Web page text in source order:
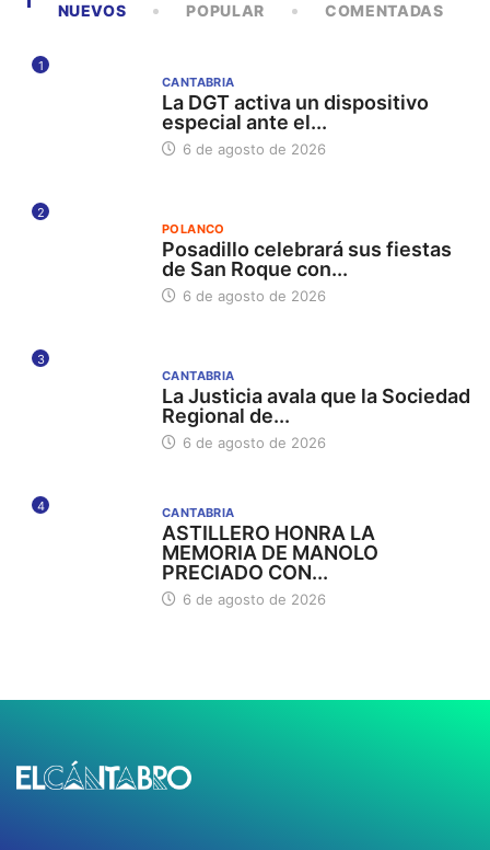
NUEVOS POPULAR COMENTADAS
1
CANTABRIA
La DGT activa un dispositivo
especial ante el...
6 de agosto de 2026
2
POLANCO
Posadillo celebrará sus fiestas
de San Roque con...
6 de agosto de 2026
3
CANTABRIA
La Justicia avala que la Sociedad
Regional de...
6 de agosto de 2026
4 CANTABRIA
ASTILLERO HONRA LA
MEMORIA DE MANOLO
PRECIADO CON...
6 de agosto de 2026